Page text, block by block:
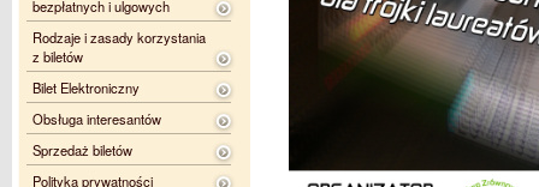
bezpłatnych i ulgowych
Rodzaje i zasady korzystania
z biletów
Bilet Elektroniczny
Obsługa interesantów
Sprzedaż biletów
Polityka prywatności